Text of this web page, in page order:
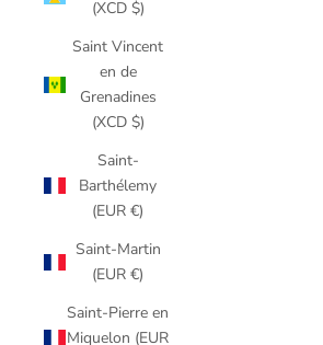
(XCD $)
Saint Vincent
en de
Grenadines
(XCD $)
Saint-
Barthélemy
(EUR €)
Saint-Martin
(EUR €)
Saint-Pierre en
Miquelon (EUR